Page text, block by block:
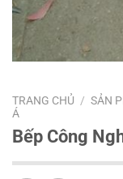
TRANG CHỦ / SẢN
Á
Bếp Công